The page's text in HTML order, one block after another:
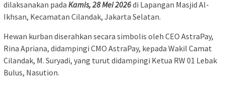
dilaksanakan pada Kamis, 28 Mei 2026di Lapangan Masjid Al-
Ikhsan, Kecamatan Cilandak, Jakarta Selatan.
Hewan kurban diserahkan secara simbolis oleh CEO AstraPay,
Rina Apriana, didampingi CMO AstraPay, kepada Wakil Camat
Cilandak, M. Suryadi, yang turut didampingi Ketua RW 01 Lebak
Bulus, Nasution.